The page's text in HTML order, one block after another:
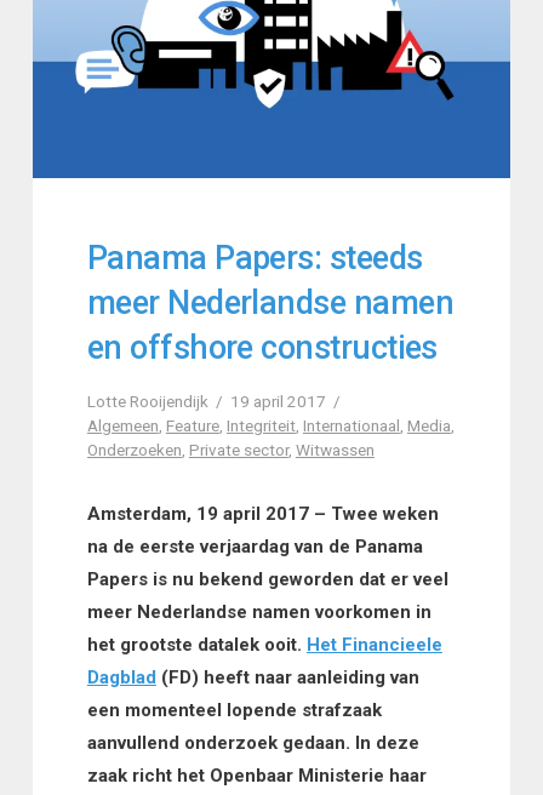
Panama Papers: steeds
meer Nederlandse namen
en offshore constructies
Lotte Rooijendijk
19 april 2017
Algemeen Feature, Integriteit, Internationaal Media
Onderzoeken Private sector, Witwassen
Amsterdam, 19 april 2017 – Twee weken
na de eerste verjaardag van de Panama
Papers is nu bekend geworden dat er veel
meer Nederlandse namen voorkomen in
het grootste datalek ooit. Het Financieele
Dagblad (FD) heeft naar aanleiding van
een momenteel lopende strafzaak
aanvullend onderzoek gedaan. In deze
zaak richt het Openbaar Ministerie haar